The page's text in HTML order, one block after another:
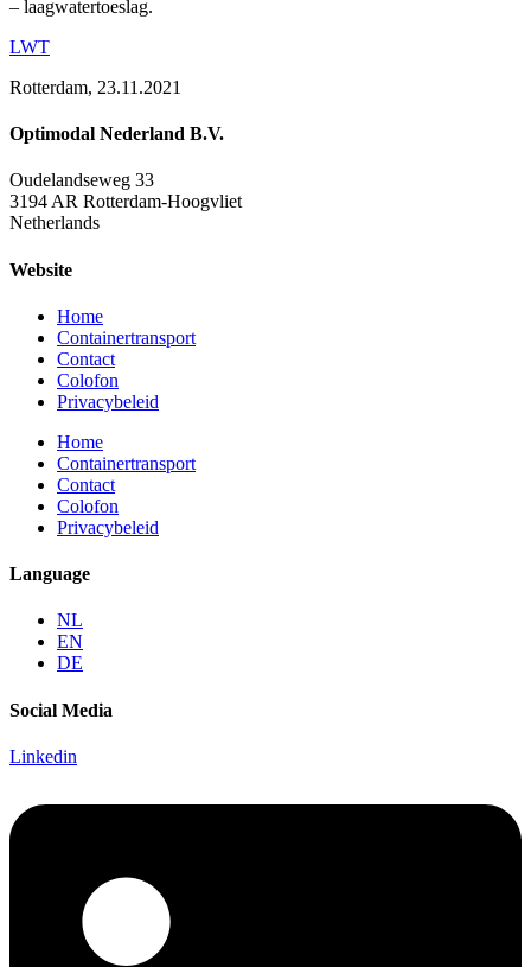
– laagwatertoeslag.
LWT
Rotterdam, 23.11.2021
Optimodal Nederland B.V.
Oudelandseweg 33
3194 AR Rotterdam-Hoogvliet
Netherlands
Website
Home
Containertransport
Contact
Colofon
Privacybeleid
Home
Containertransport
Contact
Colofon
Privacybeleid
Language
NL
EN
DE
Social Media
Linkedin